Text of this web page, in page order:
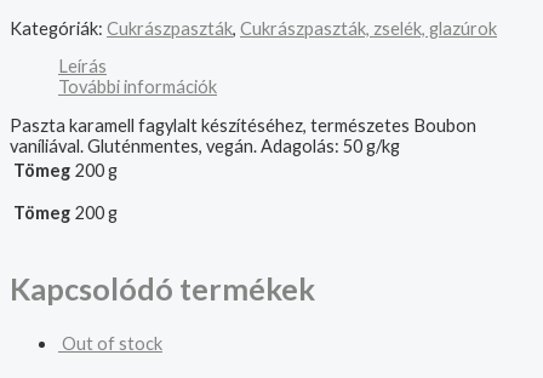
Kategóriák: Cukrászpaszták, Cukrászpaszták, zselék, glazúrok
Leírás
További információk
Paszta karamell fagylalt készítéséhez, természetes Boubon
vaníliával. Gluténmentes, vegán. Adagolás: 50 g/kg
Tömeg 200 g
Tömeg 200 g
Kapcsolódó termékek
Out of stock